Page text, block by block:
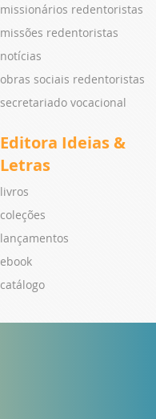
missionários redentoristas
missões redentoristas
notícias
obras sociais redentoristas
secretariado vocacional
Editora Ideias &
Letras
livros
coleções
lançamentos
ebook
catálogo